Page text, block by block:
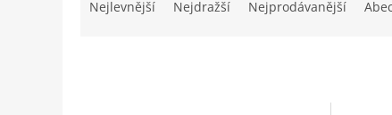
Nejlevnější Nejdražší Nejprodávanější